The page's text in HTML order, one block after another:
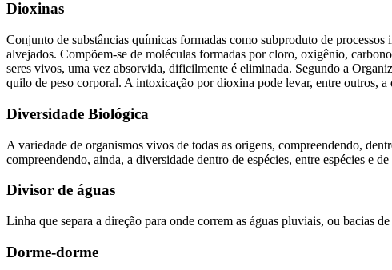
Dioxinas
Conjunto de substâncias químicas formadas como subproduto de
alvejados. Compõem-se de moléculas formadas por cloro, oxigênio,
seres vivos, uma vez absorvida, dificilmente é eliminada. Segundo a
quilo de peso corporal. A intoxicação por dioxina pode levar, entre outros,
Diversidade Biológica
A variedade de organismos vivos de todas as origens, compreendendo,
compreendendo, ainda, a diversidade dentro de espécies, entre espécies e de
Divisor de águas
Linha que separa a direção para onde correm as águas pluviais, ou bacias
Dorme-dorme